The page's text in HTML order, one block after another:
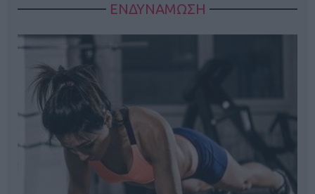
ΕΝΔΥΝΑΜΩΣΗ